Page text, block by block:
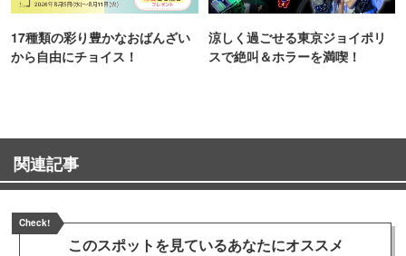
17種類の彩り豊かなおばんざい
から自由にチョイス！
涼しく過ごせる東京ジョイポリ
スで絶叫＆ホラーを満喫！
関連記事
Check!
このスポットを見ているあなたにオススメ